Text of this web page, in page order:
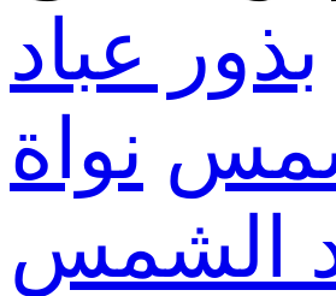
بذور عباد
نواة
الشمس